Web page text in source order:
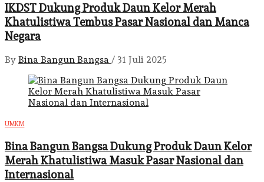
IKDST Dukung Produk Daun Kelor Merah
Khatulistiwa Tembus Pasar Nasional dan Manca
Negara
By Bina Bangun Bangsa / 31 Juli 2025
UMKM
Bina Bangun Bangsa Dukung Produk Daun Kelor
Merah Khatulistiwa Masuk Pasar Nasional dan
Internasional